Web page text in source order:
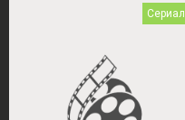
Сериал